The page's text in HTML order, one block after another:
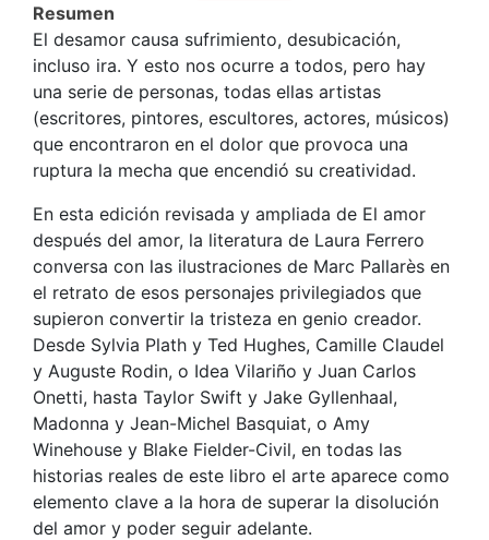
Resumen
El desamor causa sufrimiento, desubicación,
incluso ira. Y esto nos ocurre a todos, pero hay
una serie de personas, todas ellas artistas
(escritores, pintores, escultores, actores, músicos)
que encontraron en el dolor que provoca una
ruptura la mecha que encendió su creatividad.
En esta edición revisada y ampliada de El amor
después del amor, la literatura de Laura Ferrero
conversa con las ilustraciones de Marc Pallarès en
el retrato de esos personajes privilegiados que
supieron convertir la tristeza en genio creador.
Desde Sylvia Plath y Ted Hughes, Camille Claudel
y Auguste Rodin, o Idea Vilariño y Juan Carlos
Onetti, hasta Taylor Swift y Jake Gyllenhaal,
Madonna y Jean-Michel Basquiat, o Amy
Winehouse y Blake Fielder-Civil, en todas las
historias reales de este libro el arte aparece como
elemento clave a la hora de superar la disolución
del amor y poder seguir adelante.